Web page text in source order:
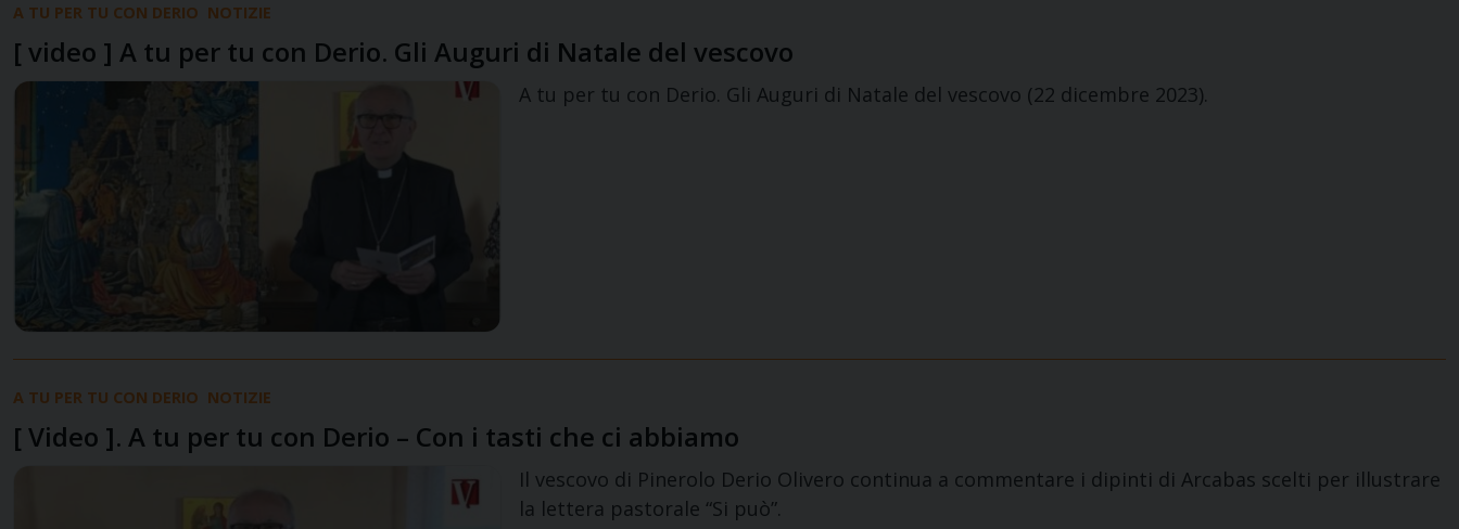
A TU PER TU CON DERIO NOTIZIE
[ video ] A tu per tu con Derio. Gli Auguri di Natale del vescovo
A tu per tu con Derio. Gli Auguri di Natale del vescovo (22 dicembre 2023).
A TU PER TU CON DERIO NOTIZIE
[ Video ]. A tu per tu con Derio – Con i tasti che ci abbiamo
Il vescovo di Pinerolo Derio Olivero continua a commentare i dipinti di Arcabas scelti per illustrare
la lettera pastorale “Si può”.